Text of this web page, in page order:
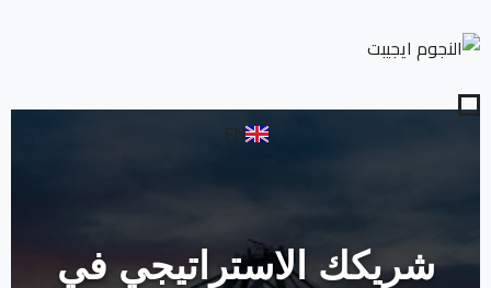
EN
شريكك الاستراتيجي في